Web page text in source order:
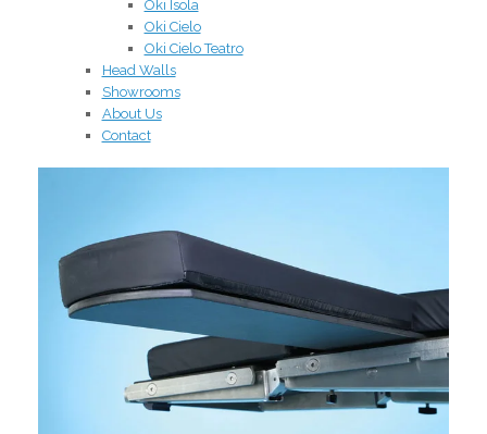
Oki Isola
Oki Cielo
Oki Cielo Teatro
Head Walls
Showrooms
About Us
Contact